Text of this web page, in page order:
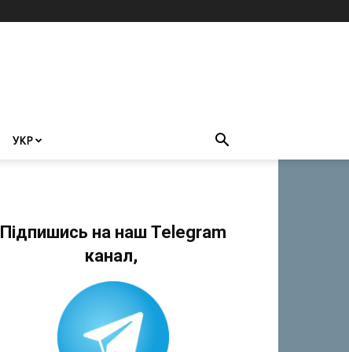
УКР
Підпишись на наш Telegram
канал,